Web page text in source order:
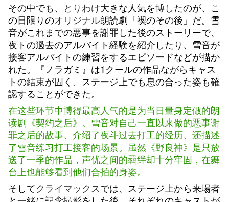
その中でも、
とりわけ大きな人気を博したのが、こ
の日限りのオリジナル朗読劇「禊のその後」だ。雪
音がこれまでの悪事を謝罪した後のストーリーで、
夜トの過去のアルバイト経験を紹介したり、雪音が
接客アルバイトの練習をするエピソードなどが描か
れた。『ノラガミ』は1クールの作品ながらキャス
トの結束が固く、ステージ上でも息の合った姿も確
認することができた。
在这些环节中博得最高人气的是为当日量身定做的朗
读剧《契约之后》。雪音对自己一直以来做的恶事谢
罪之后的故事、介绍了夜斗过去打工的经历、还描述
了雪音练习打工接客的场景。虽然《野良神》是只放
送了一季的作品，声优之间的羁绊却十分牢固，在舞
台上也能够看到他们合拍的身姿。
そしてクライマックスでは、ステージ上から来場者